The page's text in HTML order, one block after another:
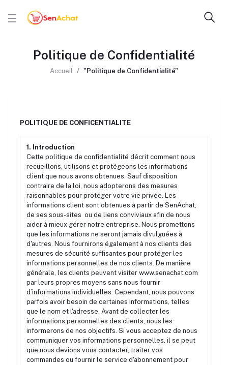
Politique de Confidentialité
Accueil "Politique de Confidentialité"
POLITIQUE DE CONFICENTIALITE
1. Introduction
Cette politique de confidentialité décrit comment nous
recueillons, utilisons et protégeons les informations
client que nous avons obtenues. Sauf disposition
contraire de la loi, nous adopterons des mesures
raisonnables pour protéger votre vie privée. Les
informations client sont obtenues à partir de SenAchat,
de ses sous-sites ou de liens conviviaux afin de nous
aider à mieux gérer notre entreprise. Nous promettons
que les informations ne seront jamais divulguées à
d'autres. Nous fournirons également à nos clients des
mesures de sécurité suffisantes pour protéger les
informations personnelles de nos clients. De manière
générale, les clients peuvent visiter www.senachat.com
par leurs propres moyens sans nous fournir
d’informations individuelles. Cependant, nous pouvons
parfois avoir besoin de certaines informations, telles
que le nom et l'adresse. Avant de collecter les
informations personnelles des clients, nous les
informerons de nos objectifs. Si vous acceptez de nous
communiquer vos informations personnelles, il se peut
que nous devions vous contacter, traiter vos
commandes ou fournir le service d'abonnement pour